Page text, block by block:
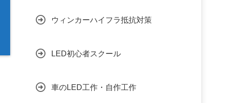
ウィンカーハイフラ抵抗対策
LED初心者スクール
車のLED工作・自作工作